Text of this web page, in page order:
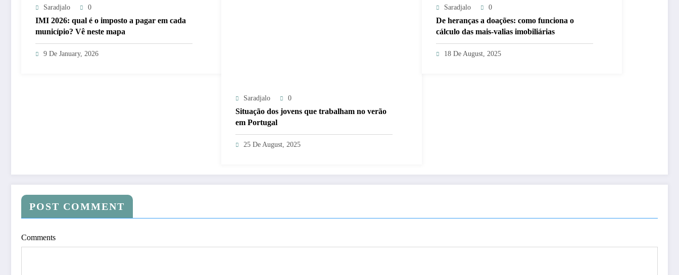
Saradjalo 0
IMI 2026: qual é o imposto a pagar em cada
município? Vê neste mapa
9 De January, 2026
Saradjalo 0
Situação dos jovens que trabalham no verão
em Portugal
25 De August, 2025
Saradjalo 0
De heranças a doações: como funciona o
cálculo das mais-valias imobiliárias
18 De August, 2025
POST COMMENT
Comments